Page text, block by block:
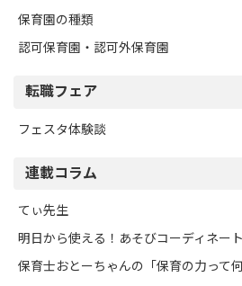
保育園の種類
認可保育園・認可外保育園
転職フェア
フェスタ体験談
連載コラム
てぃ先生
明日から使える！あそびコーディネー
保育士おとーちゃんの「保育の力って何